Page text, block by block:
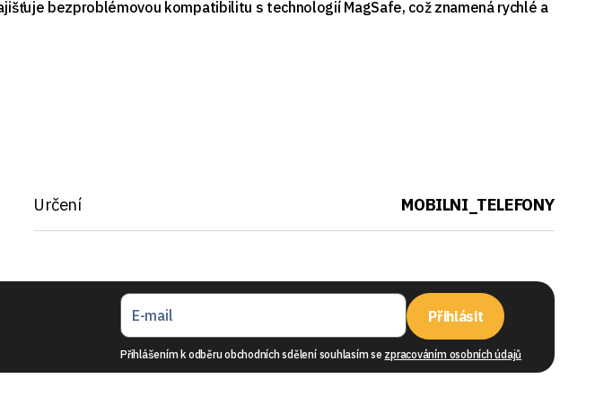
bezproblémovou kompatibilitu s technologií MagSafe, což znamená rychlé a
Určení MOBILNI_TELEFONY
Přihlásit
Přihlášením k odběru obchodních sdělení souhlasím se zpracováním osobních údajů